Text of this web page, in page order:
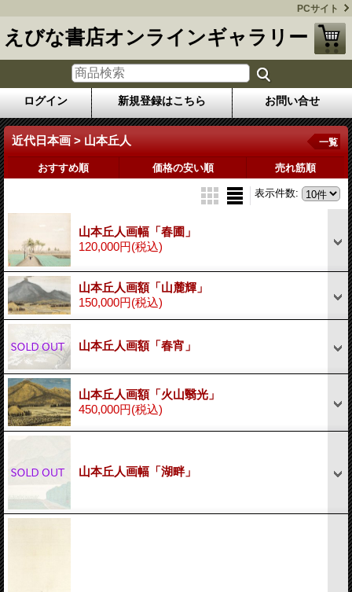
PCサイト
えびな書店オンラインギャラリー
ログイン 新規登録はこちら お問い合せ
近代日本画 > 山本丘人 一覧
おすすめ順 価格の安い順 売れ筋順
表示件数:
山本丘人画幅「春圃」
120,000円(税込)
山本丘人画額「山麓輝」
150,000円(税込)
山本丘人画額「春宵」
山本丘人画額「火山翳光」
450,000円(税込)
山本丘人画幅「湖畔」